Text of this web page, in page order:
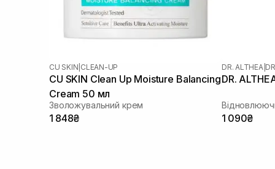
CU SKIN CLEAN-UP
CU SKIN Clean Up Moisture Balancing
Cream 50 мл
Зволожувальний крем
1 848₴
DR. ALTHEA
DR.
1 090₴